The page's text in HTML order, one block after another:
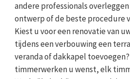
andere professionals
ontwerp of de beste procedure
Kiest u voor een renovatie van
tijdens een verbouwing een
veranda of dakkapel
timmerwerken u wenst, elk